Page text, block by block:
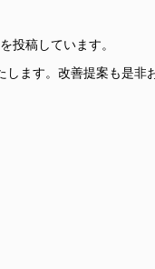
投稿しています。
ます。改善提案も是非